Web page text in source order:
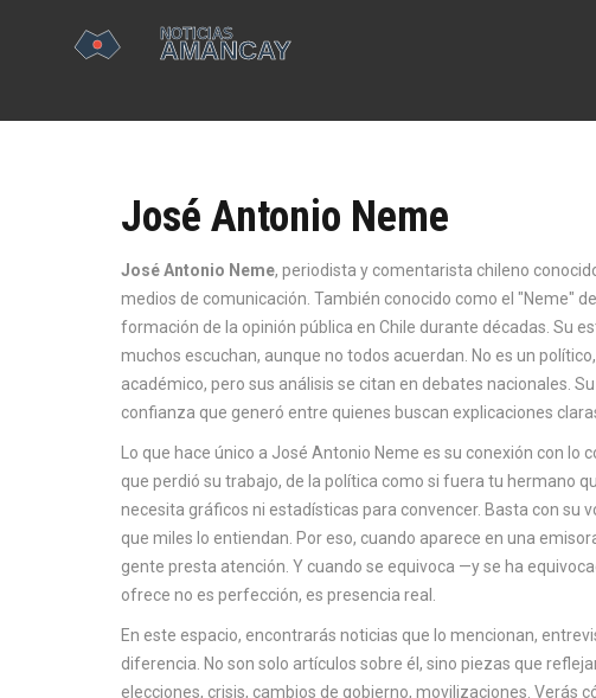
José Antonio Neme
José Antonio Neme, periodista y comentarista chileno
medios de comunicación . También conocido como el "Neme"
formación de la opinión pública en Chile durante décadas. Su
muchos escuchan, aunque no todos acuerdan. No es un
académico, pero sus análisis se citan en debates nacionales.
confianza que generó entre quienes buscan explicaciones
Lo que hace único a José Antonio Neme es su conexión con
que perdió su trabajo, de la política como si fuera tu hermano
necesita gráficos ni estadísticas para convencer. Basta con su
que miles lo entiendan. Por eso, cuando aparece en una
gente presta atención. Y cuando se equivoca —y se ha
ofrece no es perfección, es presencia real.
En este espacio, encontrarás noticias que lo mencionan,
diferencia. No son solo artículos sobre él, sino piezas que
elecciones, crisis, cambios de gobierno, movilizaciones. Verás